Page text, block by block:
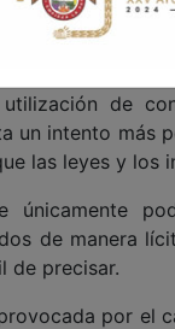
Judicial
de
un intento más
las leyes y los
de manera
de precisar.
por el